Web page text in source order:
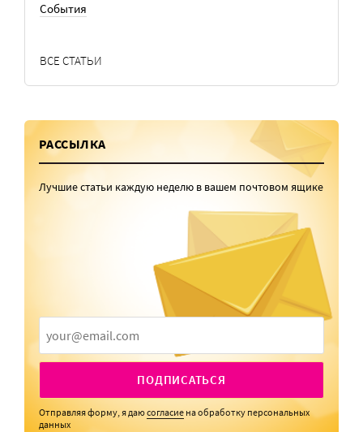
События
ВСЕ СТАТЬИ
РАССЫЛКА
Лучшие статьи каждую неделю в вашем почтовом ящике
ПОДПИСАТЬСЯ
Отправляя форму, я даюсогласие на обработку персональных
данных